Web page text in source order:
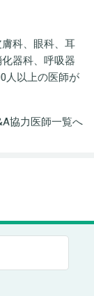
科、眼科、耳
器科、呼吸器
人以上の医師が
協力医師一覧へ